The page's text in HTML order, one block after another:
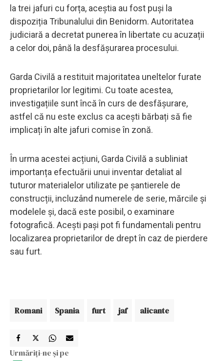
la trei jafuri cu forța, aceștia au fost puși la
dispoziția Tribunalului din Benidorm. Autoritatea
judiciară a decretat punerea în libertate cu acuzații
a celor doi, până la desfășurarea procesului.
Garda Civilă a restituit majoritatea uneltelor furate
proprietarilor lor legitimi. Cu toate acestea,
investigațiile sunt încă în curs de desfășurare,
astfel că nu este exclus ca acești bărbați să fie
implicați în alte jafuri comise în zonă.
În urma acestei acțiuni, Garda Civilă a subliniat
importanța efectuării unui inventar detaliat al
tuturor materialelor utilizate pe șantierele de
construcții, incluzând numerele de serie, mărcile și
modelele și, dacă este posibil, o examinare
fotografică. Acești pași pot fi fundamentali pentru
localizarea proprietarilor de drept în caz de pierdere
sau furt.
Romani Spania furt jaf alicante
Urmăriți-ne și pe